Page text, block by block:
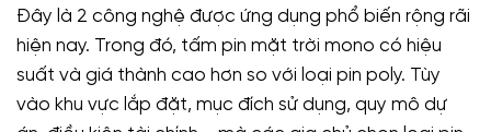
Đây là 2 công nghệ được ứng dụng phổ biến rộng rãi
hiện nay. Trong đó, tấm pin mặt trời mono có hiệu
suất và giá thành cao hơn so với loại pin poly. Tùy
vào khu vực lắp đặt, mục đích sử dụng, quy mô dự